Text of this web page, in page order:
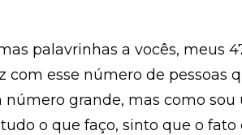
palavrinhas a vocês, meus
com esse número de pessoas
grande, mas como sou
o que faço, sinto que o fato